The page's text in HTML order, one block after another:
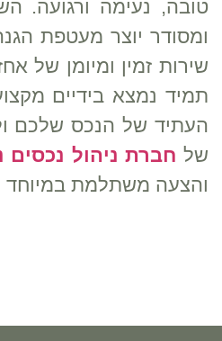
טובה, נעימה ורגועה.
ומסודר יוצר מעטפת
שירות זמין ומיומן של
תמיד נמצא בידיים
העתיד של הנכס שלכם
של חברת ניהול נכסים
והצעה משתלמת במיוחד